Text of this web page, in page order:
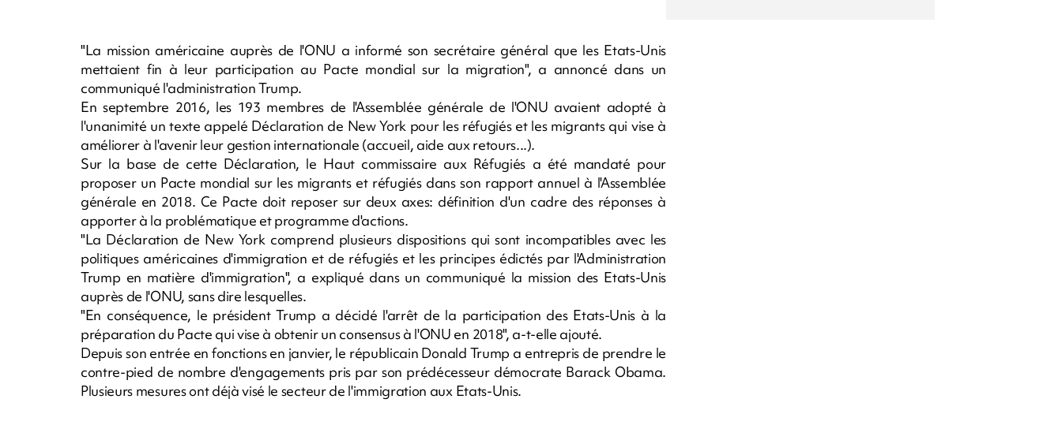
"La mission américaine auprès de l'ONU a informé son secrétaire général que les Etats-Unis
mettaient fin à leur participation au Pacte mondial sur la migration", a annoncé dans un
communiqué l'administration Trump.
En septembre 2016, les 193 membres de l'Assemblée générale de l'ONU avaient adopté à
l'unanimité un texte appelé Déclaration de New York pour les réfugiés et les migrants qui vise à
améliorer à l'avenir leur gestion internationale (accueil, aide aux retours...).
Sur la base de cette Déclaration, le Haut commissaire aux Réfugiés a été mandaté pour
proposer un Pacte mondial sur les migrants et réfugiés dans son rapport annuel à l'Assemblée
générale en 2018. Ce Pacte doit reposer sur deux axes: définition d'un cadre des réponses à
apporter à la problématique et programme d'actions.
"La Déclaration de New York comprend plusieurs dispositions qui sont incompatibles avec les
politiques américaines d'immigration et de réfugiés et les principes édictés par l'Administration
Trump en matière d'immigration", a expliqué dans un communiqué la mission des Etats-Unis
auprès de l'ONU, sans dire lesquelles.
"En conséquence, le président Trump a décidé l'arrêt de la participation des Etats-Unis à la
préparation du Pacte qui vise à obtenir un consensus à l'ONU en 2018", a-t-elle ajouté.
Depuis son entrée en fonctions en janvier, le républicain Donald Trump a entrepris de prendre le
contre-pied de nombre d'engagements pris par son prédécesseur démocrate Barack Obama.
Plusieurs mesures ont déjà visé le secteur de l'immigration aux Etats-Unis.